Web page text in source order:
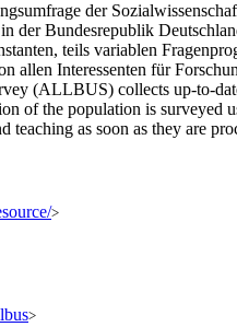
der
der Bundesrepublik
teils variablen
allen Interessenten für
(ALLBUS) collects up-to-
of the population is
teaching as soon as they are
>
>